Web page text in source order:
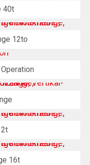
40t
12to
16t